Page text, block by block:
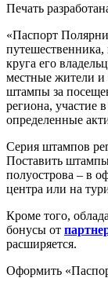
Печать
«Паспорт
круга его
местные жители и
штампы за
региона, участие
определенные
Серия штампов
Поставить
полуострова – в
центра или на
Кроме того,
бонусы от
расширяется.
Оформить